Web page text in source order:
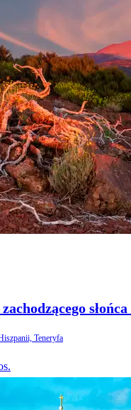
Teneryfa